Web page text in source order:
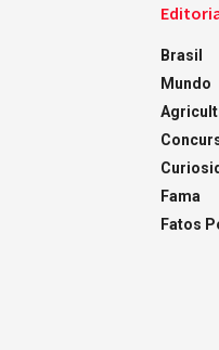
Brasil
Mundo
Fama
Fatos